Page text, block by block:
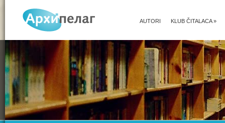
KLUB ČITALACA»
AUTORI